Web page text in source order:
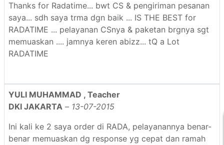
Thanks for Radatime... bwt CS & pengiriman pesanan
saya... sdh saya trma dgn baik ... IS THE BEST for
RADATIME ... pelayanan CSnya & paketan brgnya sgt
memuaskan .... jamnya keren abizz... tQ a Lot
RADATIME
YULI MUHAMMAD , Teacher
DKI JAKARTA – 13-07-2015
Ini kali ke 2 saya order di RADA, pelayanannya benar-
benar memuaskan dg response yg cepat dan ramah